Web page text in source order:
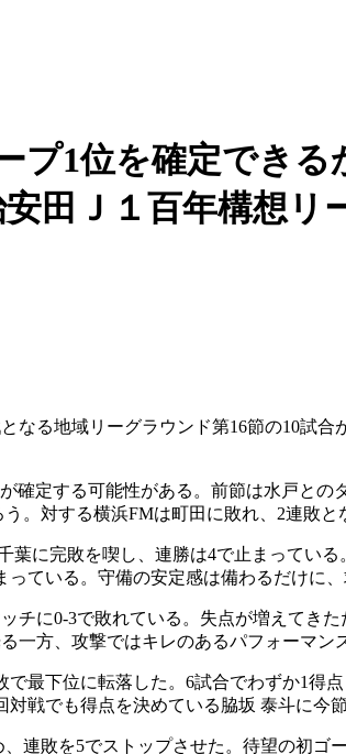
プ1位を確定でき
田Ｊ１百年構想リ
なる地域リーグラウンド第16節の10試合
確定する可能性がある。前節は水戸と
。対する横浜FMは町田に敗れ、2連敗
葉に完敗を喫し、連勝は4で止まってい
ている。守備の安定感は備わるだけに
チに0-3で敗れている。失点が増えてき
一方、攻撃ではキレのあるパフォーマン
最下位に転落した。6試合でわずか1得
戦でも得点を決めている脇坂 泰斗に今
連敗を5でストップさせた。待望の初ゴ